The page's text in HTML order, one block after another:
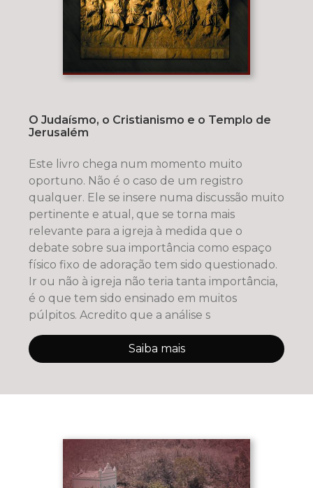
O Judaísmo, o Cristianismo e o Templo de
Jerusalém
Este livro chega num momento muito
oportuno. Não é o caso de um registro
qualquer. Ele se insere numa discussão muito
pertinente e atual, que se torna mais
relevante para a igreja à medida que o
debate sobre sua importância como espaço
físico fixo de adoração tem sido questionado.
Ir ou não à igreja não teria tanta importância,
é o que tem sido ensinado em muitos
púlpitos. Acredito que a análise s
Saiba mais